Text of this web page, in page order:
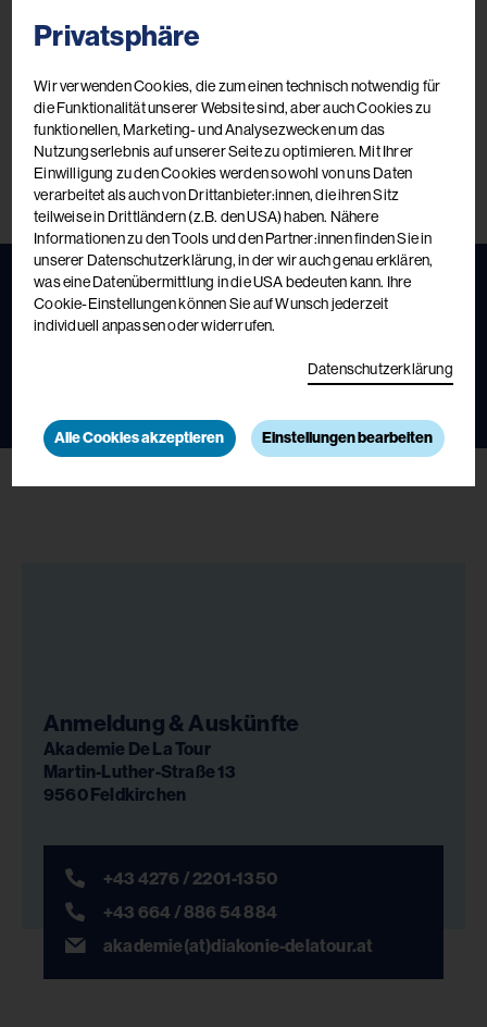
Fortbildungskatalog 2026
Anmeldung & Auskünfte
Akademie De La Tour
Martin-Luther-Straße 13
9560 Feldkirchen
+43 4276 / 2201-1350
+43 664 / 886 54 884
akademie(at)diakonie-delatour.at
Privatsphäre
Wir verwenden Cookies, die zum einen technisch notwendig für
die Funktionalität unserer Website sind, aber auch Cookies zu
funktionellen, Marketing- und Analysezwecken um das
Nutzungserlebnis auf unserer Seite zu optimieren. Mit Ihrer
Einwilligung zu den Cookies werden sowohl von uns Daten
verarbeitet als auch von Drittanbieter:innen, die ihren Sitz
teilweise in Drittländern (z.B. den USA) haben. Nähere
Informationen zu den Tools und den Partner:innen finden Sie in
unserer Datenschutzerklärung, in der wir auch genau erklären,
was eine Datenübermittlung in die USA bedeuten kann. Ihre
Cookie-Einstellungen können Sie auf Wunsch jederzeit
individuell anpassen oder widerrufen.
Datenschutzerklärung
Alle Cookies akzeptieren Einstellungen bearbeiten